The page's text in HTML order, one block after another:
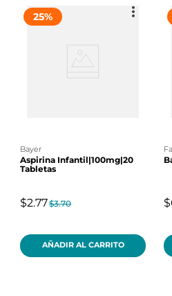
25%
bayer
Aspirina Infantil|100mg|20
Tabletas
$2.77$3.70
AÑADIR AL CARRITO